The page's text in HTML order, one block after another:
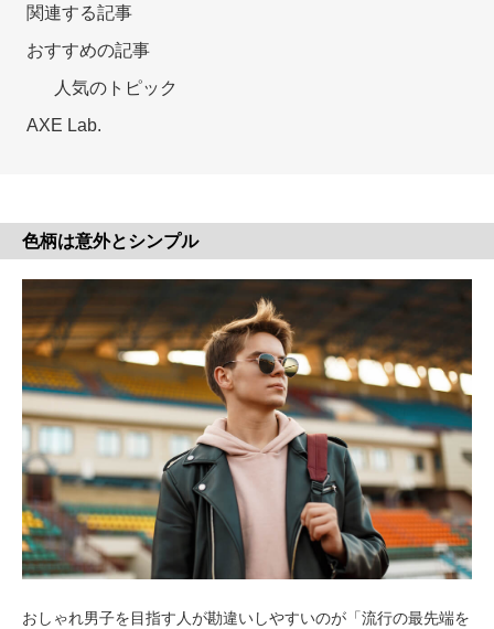
関連する記事
おすすめの記事
人気のトピック
AXE Lab.
色柄は意外とシンプル
おしゃれ男子を目指す人が勘違いしやすいのが「流行の最先端を